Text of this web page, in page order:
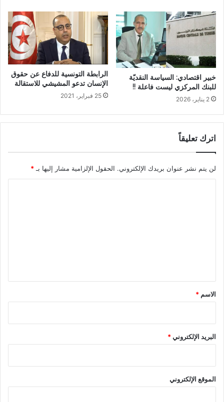
خبير اقتصادي: السياسة النقديّة
للبنك المركزي ليست فاعلة !!
2 يناير، 2026
الرابطة التونسية للدفاع عن حقوق
الإنسان تدعو المشيشي للاستقالة
25 فبراير، 2021
اترك تعليقاً
لن يتم نشر عنوان بريدك الإلكتروني. الحقول الإلزامية مشار إليها بـ *
*
الاسم *
البريد الإلكتروني*
الموقع الإلكتروني